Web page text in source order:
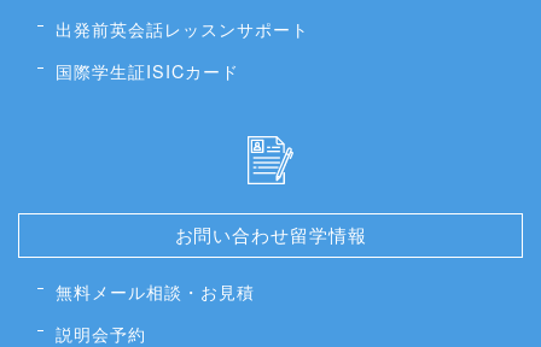
出発前英会話レッスンサポート
国際学生証ISICカード
お問い合わせ留学情報
無料メール相談・お見積
説明会予約